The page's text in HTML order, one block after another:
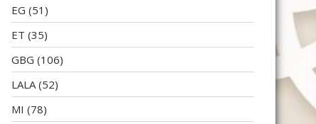
EG (51)
ET (35)
GBG (106)
LALA(52)
MI (78)